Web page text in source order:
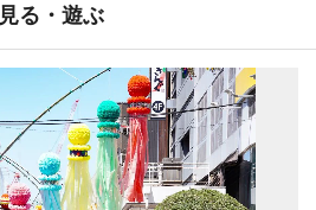
見る・遊ぶ